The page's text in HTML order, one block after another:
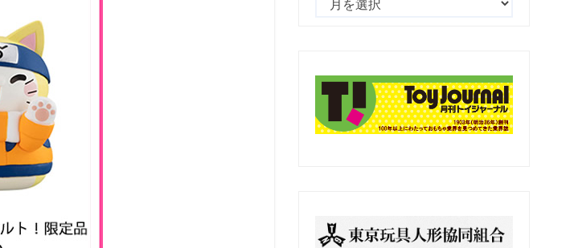
記
事